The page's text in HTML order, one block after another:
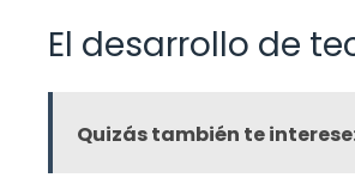
El desarrollo de
Quizás también te